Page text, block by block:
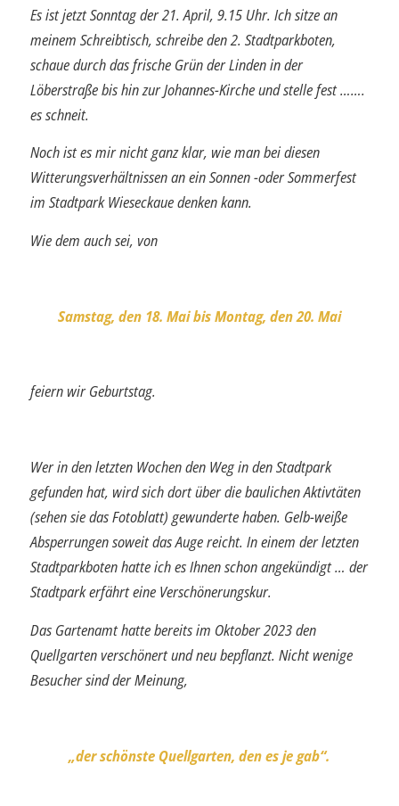
Es ist jetzt Sonntag der 21. April, 9.15 Uhr. Ich sitze an
meinem Schreibtisch, schreibe den 2. Stadtparkboten,
schaue durch das frische Grün der Linden in der
Löberstraße bis hin zur Johannes-Kirche und stelle fest …….
es schneit.
Noch ist es mir nicht ganz klar, wie man bei diesen
Witterungsverhältnissen an ein Sonnen -oder Sommerfest
im Stadtpark Wieseckaue denken kann.
Wie dem auch sei, von
Samstag, den 18. Mai bis Montag, den 20. Mai
feiern wir Geburtstag.
Wer in den letzten Wochen den Weg in den Stadtpark
gefunden hat, wird sich dort über die baulichen Aktivtäten
(sehen sie das Fotoblatt) gewunderte haben. Gelb-weiße
Absperrungen soweit das Auge reicht. In einem der letzten
Stadtparkboten hatte ich es Ihnen schon angekündigt … der
Stadtpark erfährt eine Verschönerungskur.
Das Gartenamt hatte bereits im Oktober 2023 den
Quellgarten verschönert und neu bepflanzt. Nicht wenige
Besucher sind der Meinung,
„der schönste Quellgarten, den es je gab“.